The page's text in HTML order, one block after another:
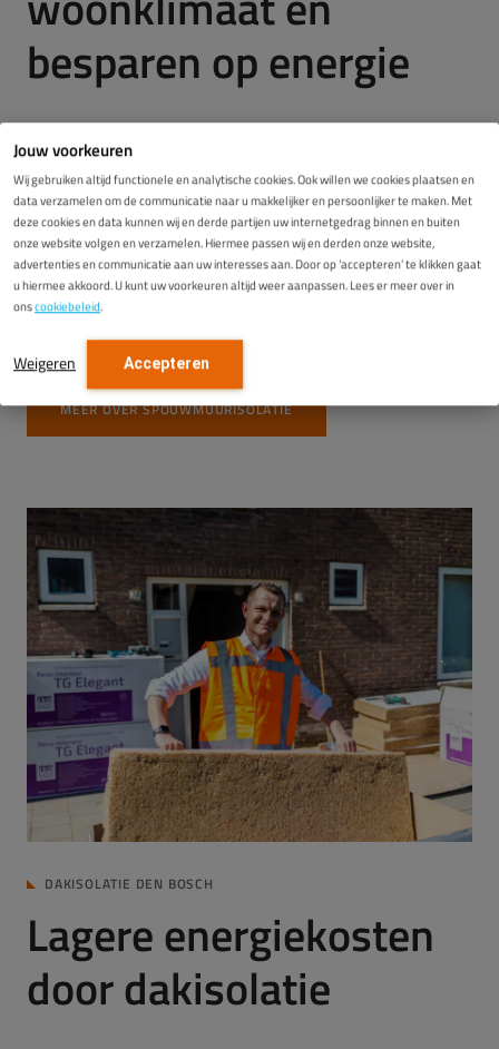
Jouw voorkeuren
Wij gebruiken altijd functionele en analytische cookies. Ook willen we cookies plaatsen en
data verzamelen om de communicatie naar u makkelijker en persoonlijker te maken. Met
deze cookies en data kunnen wij en derde partijen uw internetgedrag binnen en buiten
onze website volgen en verzamelen. Hiermee passen wij en derden onze website,
advertenties en communicatie aan uw interesses aan. Door op ‘accepteren’ te klikken gaat
u hiermee akkoord. U kunt uw voorkeuren altijd weer aanpassen. Lees er meer over in
onscookiebeleid.
Weigeren Accepteren
besparen op energie
Juist bij woningen met een bouwjaar tussen de 1925-
1990 is een spouwmuur vaak niet geïsoleerd. Ook met
spouwmuurisolatie merkt u heel snel de verschillen; zowel
een besparing op uw energiekosten als een aangenamer
woonklimaat in de winter, maar ook de zomer zijn directe
verdiensten. Naast deze voordelen werkt u met minder
stookkosten ook mee aan een beter milieu en daar
profiteren we uiteindelijk allemaal van.
MEER OVER SPOUWMUURISOLATIE
DAKISOLATIE DEN BOSCH
Lagere energiekosten
door dakisolatie